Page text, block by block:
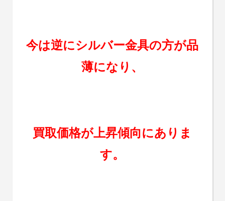
今は逆にシルバー金具の方が品
薄になり、
買取価格が上昇傾向にありま
す。